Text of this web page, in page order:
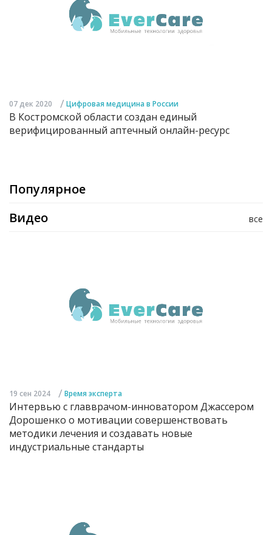
07 дек 2020 / Цифровая медицина в России
В Костромской области создан единый
верифицированный аптечный онлайн-ресурс
Популярное
все
Видео
19 сен 2024 / Время эксперта
Интервью с главврачом-инноватором Джассером
Дорошенко о мотивации совершенствовать
методики лечения и создавать новые
индустриальные стандарты